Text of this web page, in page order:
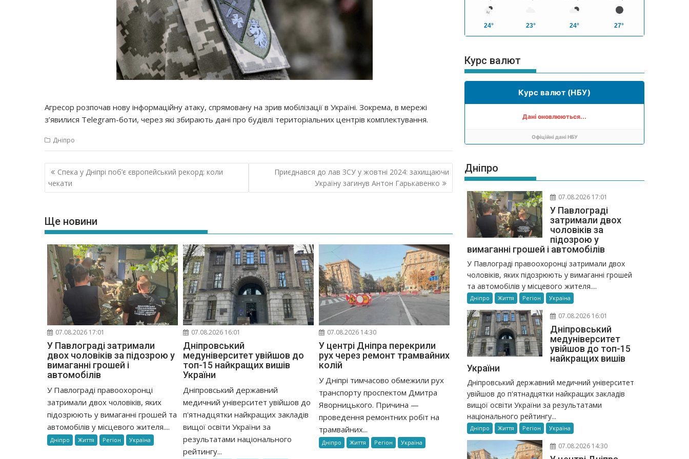
Агресор розпочав нову інформаційну атаку, спрямовану на зрив мобілізації в Україні. Зокрема, в мережі
з’явилися Telegram-боти, через які збирають дані про будівлі територіальних центрів комплектування.
Дніпро
Навігація
записів
Спека у Дніпрі поб’є європейський рекорд: коли
чекати
Приєднався до лав ЗСУ у жовтні 2024: захищаючи
Україну загинув Антон Гарькавенко
Ще новини
07.08.2026 17:01
У Павлограді затримали
двох чоловіків за підозрою у
вимаганні грошей і
автомобілів
У Павлограді правоохоронці
затримали двох чоловіків, яких
підозрюють у вимаганні грошей та
автомобілів у місцевого жителя....
Дніпро Життя Регіон Україна
07.08.2026 16:01
Дніпровський
медуніверситет увійшов до
топ-15 найкращих вишів
України
Дніпровський державний
медичний університет увійшов до
п'ятнадцятки найкращих закладів
вищої освіти України за
результатами національного
рейтингу...
07.08.2026 14:30
У центрі Дніпра перекрили
рух через ремонт трамвайних
колій
У Дніпрі тимчасово обмежили рух
транспорту проспектом Дмитра
Яворницького. Причина —
проведення ремонтних робіт на
трамвайних...
Дніпро Життя Регіон Україна
24° 23° 24° 27°
Курс валют
Курс валют (НБУ)
Дані оновлюються...
Офіційні дані НБУ
Дніпро
07.08.2026 17:01
У Павлограді
затримали двох
чоловіків за
підозрою у
вимаганні грошей і автомобілів
У Павлограді правоохоронці затримали двох
чоловіків, яких підозрюють у вимаганні грошей
та автомобілів у місцевого жителя....
Дніпро Життя Регіон Україна
07.08.2026 16:01
Дніпровський
медуніверситет
увійшов до топ-15
найкращих вишів
України
Дніпровський державний медичний університет
увійшов до п'ятнадцятки найкращих закладів
вищої освіти України за результатами
національного рейтингу...
Дніпро Життя Регіон Україна
07.08.2026 14:30